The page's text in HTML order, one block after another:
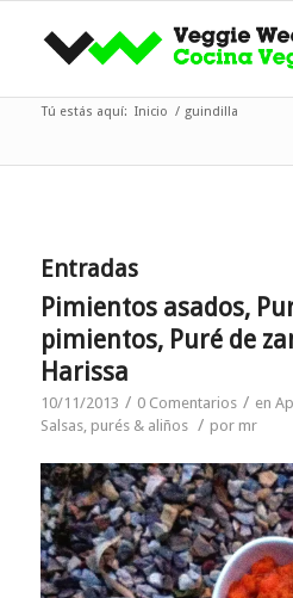
Tú estás aquí: Inicio / guindilla
Entradas
Pimientos asados,
pimientos, Puré de
Harissa
10/11/2013 / 0 Comentarios / en
Salsas, purés & aliños / por mr